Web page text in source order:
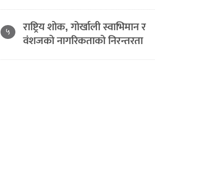
५ राष्ट्रिय शोक, गोर्खाली स्वाभिमान र
वंशजको नागरिकताको निरन्तरता